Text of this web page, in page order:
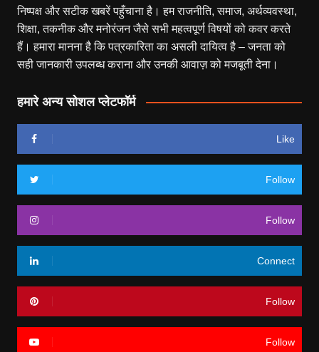
निष्पक्ष और सटीक खबरें पहुँचाना है। हम राजनीति, समाज, अर्थव्यवस्था,
शिक्षा, तकनीक और मनोरंजन जैसे सभी महत्वपूर्ण विषयों को कवर करते
हैं। हमारा मानना है कि पत्रकारिता का असली दायित्व है – जनता को
सही जानकारी उपलब्ध कराना और उनकी आवाज़ को मजबूती देना।
हमारे अन्य सोशल प्लेटफॉर्म
Like
Follow
Follow
Connect
Follow
Follow